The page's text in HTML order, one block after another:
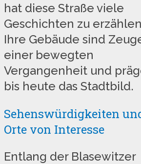
hat diese Straße viele
Geschichten zu
Ihre Gebäude sind
einer bewegten
Vergangenheit und
bis heute das Stadtbild.
Sehenswürdigkeiten
Orte von Interesse
Entlang der Blasewitzer